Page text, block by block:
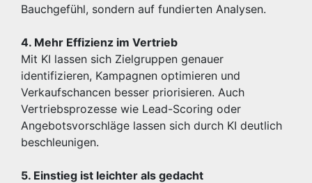
Bauchgefühl, sondern auf fundierten Analysen.
4. Mehr Effizienz im Vertrieb
Mit KI lassen sich Zielgruppen genauer
identifizieren, Kampagnen optimieren und
Verkaufschancen besser priorisieren. Auch
Vertriebsprozesse wie Lead-Scoring oder
Angebotsvorschläge lassen sich durch KI deutlich
beschleunigen.
5. Einstieg ist leichter als gedacht